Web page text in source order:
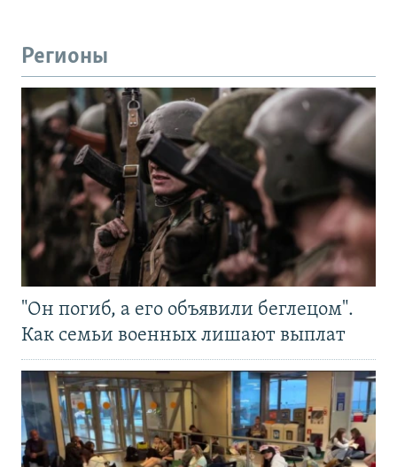
Регионы
"Он погиб, а его объявили беглецом".
Как семьи военных лишают выплат